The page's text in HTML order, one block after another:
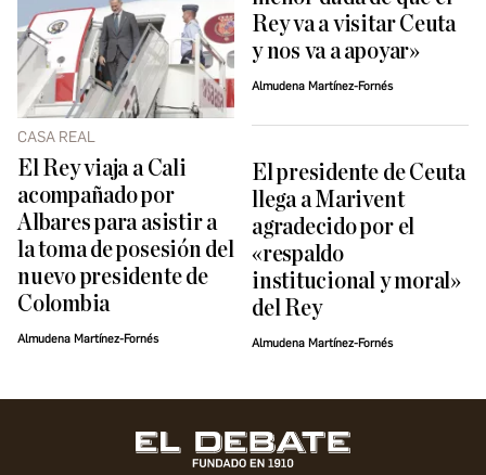
CASA REAL
El Rey viaja a Cali
acompañado por
Albares para asistir a
la toma de posesión del
nuevo presidente de
Colombia
Almudena Martínez-Fornés
Rey va a visitar Ceuta
y nos va a apoyar»
Almudena Martínez-Fornés
El presidente de Ceuta
llega a Marivent
agradecido por el
«respaldo
institucional y moral»
del Rey
Almudena Martínez-Fornés